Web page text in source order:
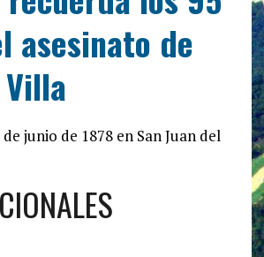
asesinato de
junio de 1878 en San Juan del